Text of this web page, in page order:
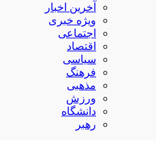
آخرین اخبار
ویژه خبری
اجتماعی
اقتصاد
سیاسی
فرهنگ
مذهبی
ورزش
دانشگاه
رهبر